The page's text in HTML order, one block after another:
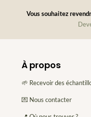
Vous souhaitez
À propos
🌱 Recevoir des
💌 Nous contacter